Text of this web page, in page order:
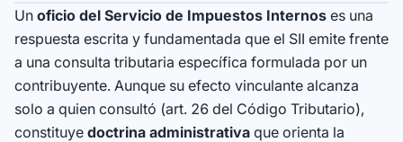
Un oficio del Servicio de Impuestos Internos es una
respuesta escrita y fundamentada que el SII emite frente
a una consulta tributaria específica formulada por un
contribuyente. Aunque su efecto vinculante alcanza
solo a quien consultó (art. 26 del Código Tributario),
constituye doctrina administrativa que orienta la